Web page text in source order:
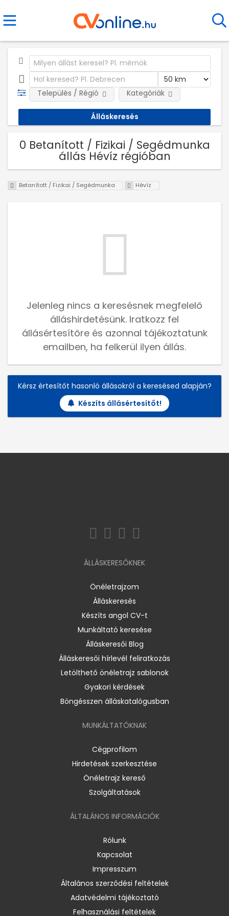
Település / Régió Kategóriák
0 Betanított / Fizikai / Segédmunka
állás Hévíz régióban
Betanított / Fizikai / Segédmunka Hévíz
Jelenleg nincs a keresésnek megfelelő
álláshirdetésünk. Iratkozz fel
állásértesítőre és azonnal tájékoztatunk
emailben, ha felkerül ilyen állás.
Kérsz értesítőt hasonló állásokról a keresésed alapján?
Készíts állásértesítőt!
ÁLLÁSKERESŐKNEK
Önéletrajzom
Álláskeresés
Készíts angol CV-t
Munkáltató keresése
Álláskeresői Blog
Álláskeresői hírlevél feliratkozás
Letölthető önéletrajz sablonok
Gyakori kérdések
Böngésszen álláskatalógusban
MUNKÁLTATÓKNAK
Cégprofilom
Hirdetések szerkesztése
Önéletrajz kereső
Szolgáltatások
ÁLTALÁNOS INFORMÁCIÓK
Rólunk
Kapcsolat
Impresszum
Általános szerződési feltételek
Adatvédelmi tájékoztató
Felhasználási feltételek